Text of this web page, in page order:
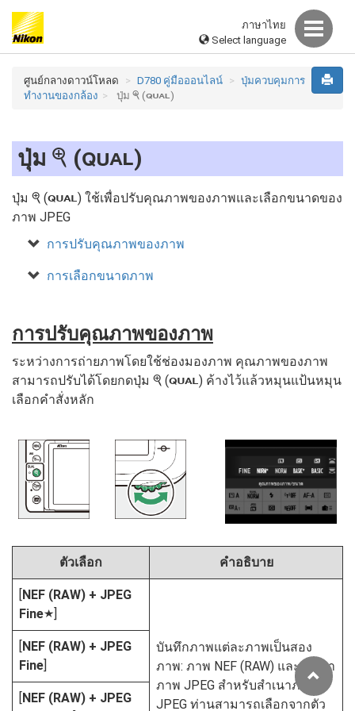
ภาษาไทย
Select language
ศูนย์กลางดาวน์โหลด D780 คู่มือออนไลน์
ปุ่มควบคุมการ
ทำงานของกล้อง
ปุ่ม X (T)
ปุ่ม X (T)
ปุ่ม X (T) ใช้เพื่อปรับคุณภาพของภาพและเลือกขนาดของ
ภาพ JPEG
การปรับคุณภาพของภาพ
การเลือกขนาดภาพ
การปรับคุณภาพของภาพ
ระหว่างการถ่ายภาพโดยใช้ช่องมองภาพ คุณภาพของภาพ
สามารถปรับได้โดยกดปุ่ม X (T) ค้างไว้แล้วหมุนแป้นหมุน
เลือกคำสั่งหลัก
ตัวเลือก คำอธิบาย
[NEF (RAW) + JPEG
Finem]
บันทึกภาพแต่ละภาพเป็นสอง
ภาพ: ภาพ NEF (RAW) และสำเนา
ภาพ JPEG สำหรับสำเนาภาพ
JPEG ท่านสามารถเลือกจากตัว
[NEF (RAW) + JPEG
Fine]
[NEF (RAW) + JPEG